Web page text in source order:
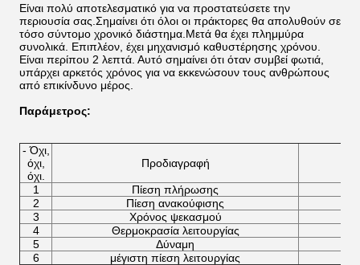
Είναι πολύ αποτελεσματικό για να προστατεύσετε την
περιουσία σας.Σημαίνει ότι όλοι οι πράκτορες θα απολυθούν σε
τόσο σύντομο χρονικό διάστημα.Μετά θα έχει πλημμύρα
συνολικά. Επιπλέον, έχει μηχανισμό καθυστέρησης χρόνου.
Είναι περίπου 2 λεπτά. Αυτό σημαίνει ότι όταν συμβεί φωτιά,
υπάρχει αρκετός χρόνος για να εκκενώσουν τους ανθρώπους
από επικίνδυνο μέρος.
Παράμετρος:
- Όχι,
όχι,
όχι.
Προδιαγραφή
1
Πίεση πλήρωσης
2
Πίεση ανακούφισης
3
Χρόνος ψεκασμού
4
Θερμοκρασία λειτουργίας
5
Δύναμη
6
μέγιστη πίεση λειτουργίας